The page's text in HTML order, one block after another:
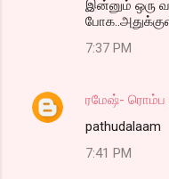
இன்னும் ஒரு
7:37 PM
ரமேஷ்- ரொம்ப
pathudalaam
7:41 PM